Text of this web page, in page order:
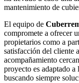
mantenimiento de
El equipo de
compromete a ofrecer
propietarios como a
satisfacción del cliente
acompañamiento
proyecto es adaptado a
buscando siempre